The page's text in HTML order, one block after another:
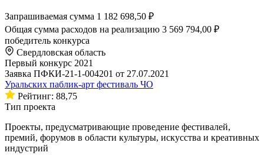
Запрашиваемая сумма 1 182 698,50 ₽
Общая сумма расходов на реализацию 3 569 794,00 ₽
победитель конкурса
Свердловская область
Первый конкурс 2021
Заявка ПФКИ-21-1-004201 от 27.07.2021
Уральских паблик-арт фестиваль ЧО
Рейтинг: 88,75
Тип проекта
Проекты, предусматривающие проведение фестивалей,
премий, форумов в области культуры, искусства и креативных
индустрий